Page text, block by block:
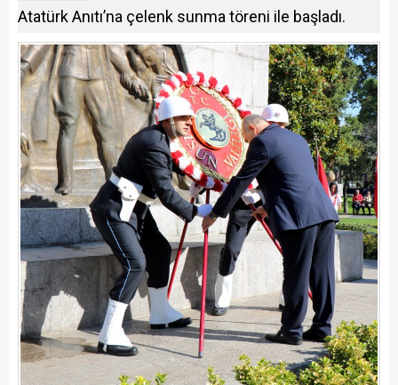
Atatürk Anıtı’na çelenk sunma töreni ile başladı.